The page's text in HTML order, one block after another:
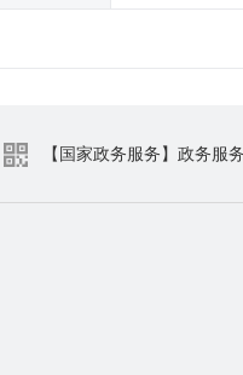
【国家政务服务】政务服